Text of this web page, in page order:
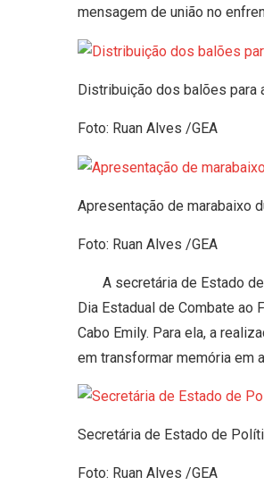
mensagem de união no
Distribuição dos balões para
Foto: Ruan Alves /GEA
Apresentação de marabaixo
Foto: Ruan Alves /GEA
A secretária de Estado de
Dia Estadual de Combate
Cabo Emily. Para ela, a
em transformar memória em
Secretária de Estado de
Foto: Ruan Alves /GEA